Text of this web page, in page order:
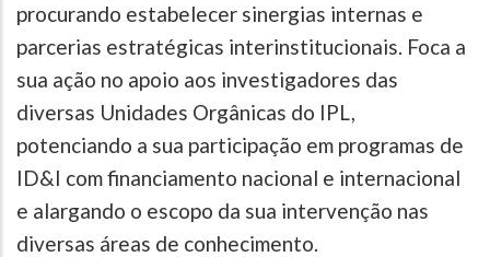
procurando estabelecer sinergias internas e
parcerias estratégicas interinstitucionais. Foca a
sua ação no apoio aos investigadores das
diversas Unidades Orgânicas do IPL,
potenciando a sua participação em programas de
ID&I com financiamento nacional e internacional
e alargando o escopo da sua intervenção nas
diversas áreas de conhecimento.